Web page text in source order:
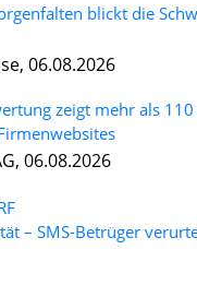
blickt die
06.08.2026
zeigt mehr als
06.08.2026
– SMS-Betrüger